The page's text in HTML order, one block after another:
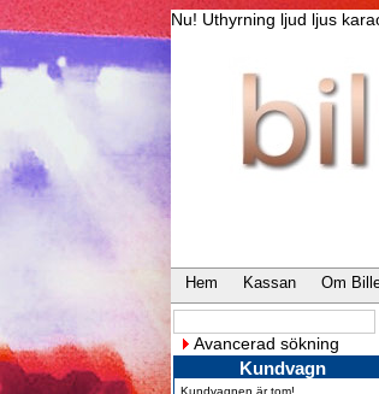
Nu! Uthyrning ljud ljus
Hem Kassan Om
Avancerad sökning
Kundvagn
Kundvagnen är tom!